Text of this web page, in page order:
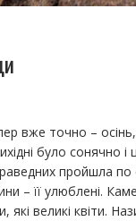
вже точно –
було
пройшла
– її улюблені.
які великі квіти.